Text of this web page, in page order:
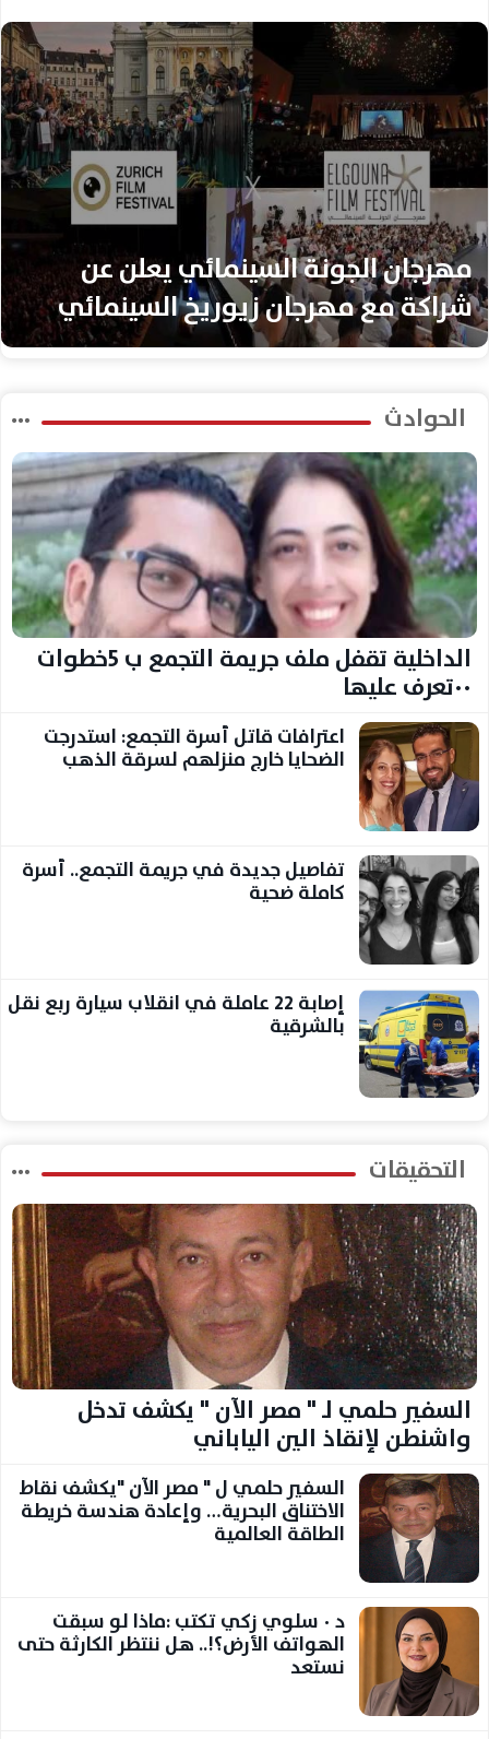
مهرجان الجونة السينمائي يعلن عن
شراكة مع مهرجان زيوريخ السينمائي
الحوادث
الداخلية تقفل ملف جريمة التجمع ب 5خطوات
٠٠تعرف عليها
اعترافات قاتل أسرة التجمع: استدرجت
الضحايا خارج منزلهم لسرقة الذهب
تفاصيل جديدة في جريمة التجمع.. أسرة
كاملة ضحية
إصابة 22 عاملة في انقلاب سيارة ربع نقل
بالشرقية
التحقيقات
السفير حلمي لـ " مصر الآن " يكشف تدخل
واشنطن لإنقاذ الين الياباني
السفير حلمي ل " مصر الآن "يكشف نقاط
الاختناق البحرية… وإعادة هندسة خريطة
الطاقة العالمية
د ٠ سلوي زكي تكتب :ماذا لو سبقت
الهواتف الأرض؟!.. هل ننتظر الكارثة حتى
نستعد